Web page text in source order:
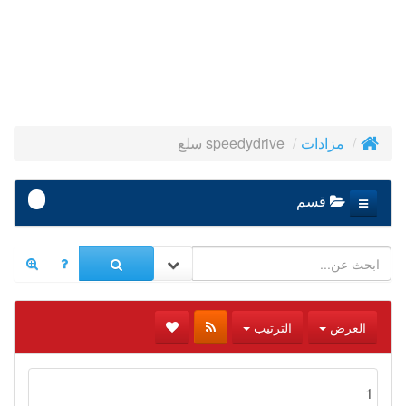
مزادات speedydrive سلع
قسم
العرض الترتيب
1